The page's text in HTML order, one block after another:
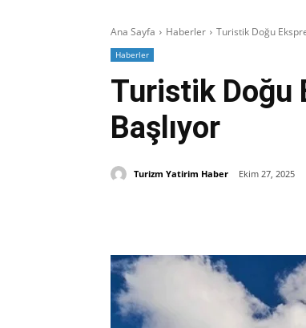
Ana Sayfa Haberler Turistik Doğu
Haberler
Turistik Doğu
Başlıyor
Turizm Yatirim Haber Ekim 27, 2025